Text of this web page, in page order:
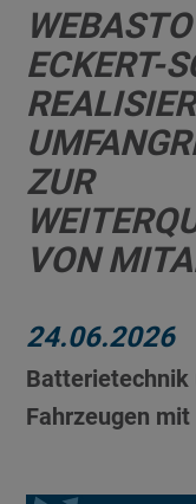
ECKERT-
ZUR
VON
24.06.2026
Batterietechnik
Fahrzeugen